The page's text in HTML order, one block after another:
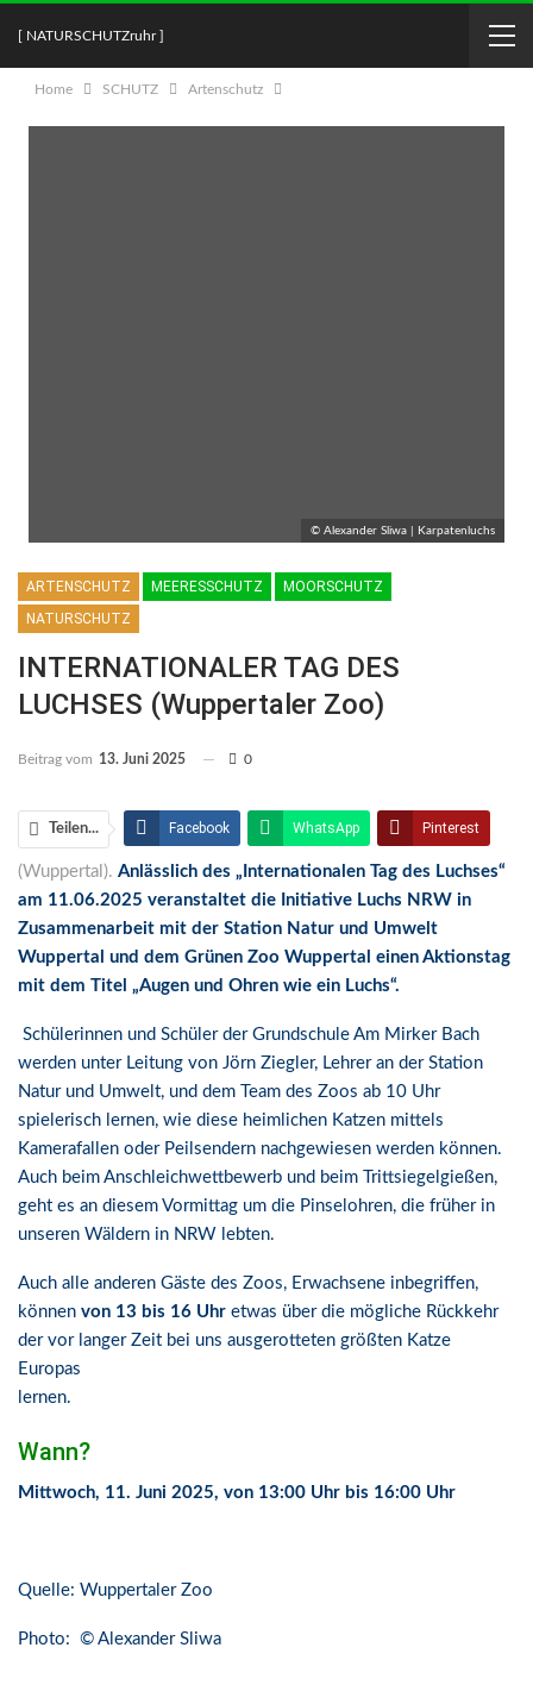
[ NATURSCHUTZruhr ]
Home SCHUTZ Artenschutz
© Alexander Sliwa | Karpatenluchs
ARTENSCHUTZ MEERESSCHUTZ
MOORSCHUTZ
NATURSCHUTZ
INTERNATIONALER TAG DES
LUCHSES (Wuppertaler Zoo)
Beitrag vom 13. Juni 2025 0
Teilen... Facebook WhatsApp Pinterest
Email Linkedin Telegram
Facebook Messenger
(Wuppertal). Anlässlich des „Internationalen Tag des Luchses“
am 11.06.2025 veranstaltet die Initiative Luchs NRW in
Zusammenarbeit mit der Station Natur und Umwelt
Wuppertal und dem Grünen Zoo Wuppertal einen Aktionstag
mit dem Titel „Augen und Ohren wie ein Luchs“.
Schü lerinnen und Schüler der Grundschule Am Mirker Bach
werden unter Leitung von Jörn Zieg ler, Lehrer an der Station
Natur und Umwelt, und dem Team des Zoos ab 10 Uhr
spielerisch lernen, wie diese heimlichen Katzen mittels
Kamerafallen oder Peilsendern nachgewiesen werden können.
Auch beim Anschleichwettbewerb und beim Trittsiegelgießen,
geht es an diesem Vormittag um die Pinselohren, die früher in
unseren Wäldern in NRW lebten.
Auch alle anderen Gäste des Zoos, Erwachsene inbegriffen,
können von 13 bis 16 Uhr etwas über die mögliche Rückkehr
der vor langer Zeit bei uns ausgerotteten größten Katze
Europas
lernen.
Wann?
Mittwoch, 11. Juni 2025, von 13:00 Uhr bis 16:00 Uhr
Quelle: Wuppertaler Zoo
Photo: © Alexander Sliwa